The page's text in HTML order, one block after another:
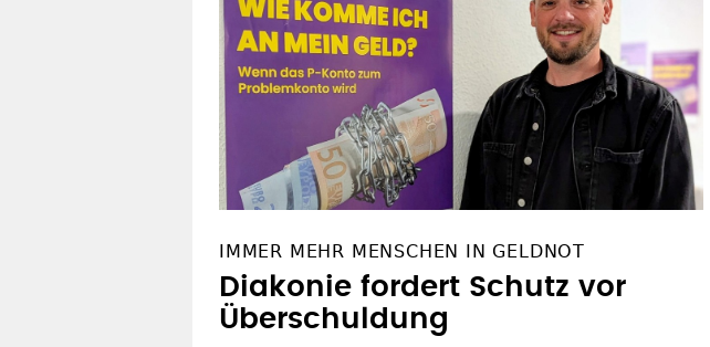
IMMER MEHR MENSCHEN IN GELDNOT
Diakonie fordert Schutz vor
Überschuldung